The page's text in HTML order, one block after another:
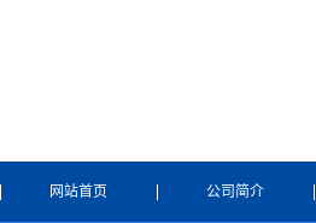
网站首页 公司简介